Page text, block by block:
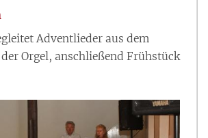
Adventlieder aus dem
Orgel, anschließend Frühstück